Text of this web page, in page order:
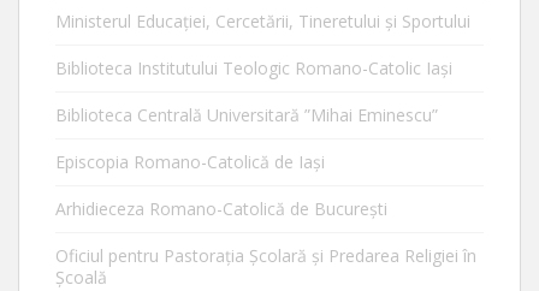
Ministerul Educaţiei, Cercetării, Tineretului şi Sportului
Biblioteca Institutului Teologic Romano-Catolic Iaşi
Biblioteca Centrală Universitară ”Mihai Eminescu”
Episcopia Romano-Catolică de Iaşi
Arhidieceza Romano-Catolică de Bucureşti
Oficiul pentru Pastorația Școlară și Predarea Religiei în
Școală